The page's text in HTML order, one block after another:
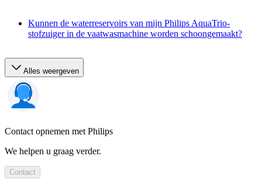
Kunnen de waterreservoirs van mijn Philips AquaTrio-
stofzuiger in de vaatwasmachine worden schoongemaakt?
Alles weergeven
Contact opnemen met Philips
We helpen u graag verder.
Contact